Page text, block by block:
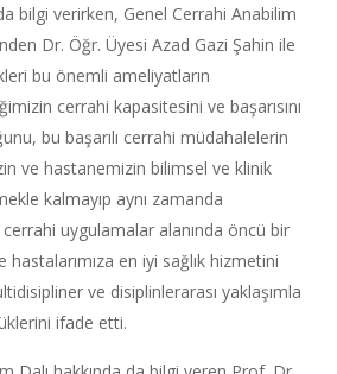
bilgi verirken, Genel Cerrahi Anabilim
Dr. Öğr. Üyesi Azad Gazi Şahin ile
bu önemli ameliyatların
cerrahi kapasitesini ve başarısını
bu başarılı cerrahi müdahalelerin
ve hastanemizin bilimsel ve klinik
kalmayıp aynı zamanda
uygulamalar alanında öncü bir
en iyi sağlık hizmetini
ve disiplinlerarası yaklaşımla
ifade etti.